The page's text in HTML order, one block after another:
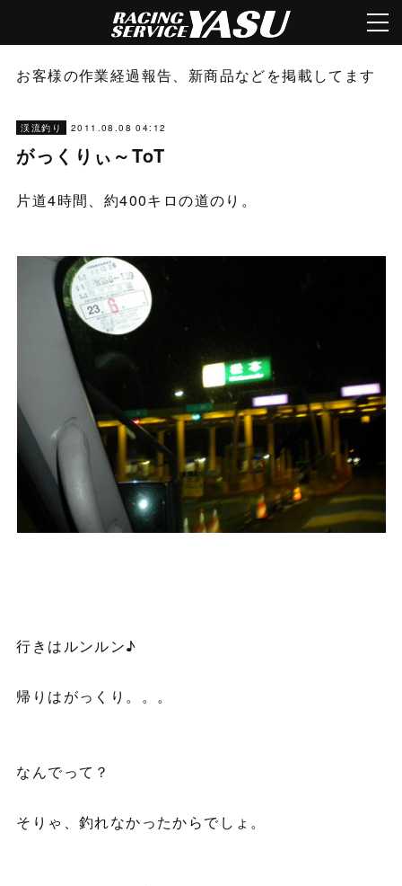
お客様の作業経過報告、新商品などを掲載してます
渓流釣り 2011.08.08 04:12
がっくりぃ～ToT
片道4時間、約400キロの道のり。
行きはルンルン♪
帰りはがっくり。。。
なんでって？
そりゃ、釣れなかったからでしょ。